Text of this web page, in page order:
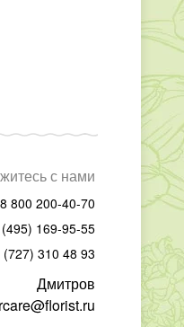
с нами
8 800 200-40-70
169-95-55
(727) 310 48 93
Дмитров